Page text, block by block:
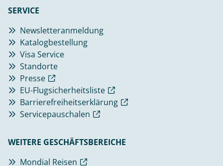
SERVICE
Newsletteranmeldung
Katalogbestellung
Visa Service
Standorte
Presse
EU-Flugsicherheitsliste
Barrierefreiheitserklärung
Servicepauschalen
WEITERE GESCHÄFTSBEREICHE
Mondial Reisen